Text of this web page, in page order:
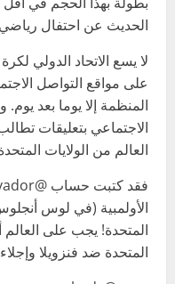
الحديث عن احتفال
لا يسع الاتحاد الدولي
على مواقع التواصل
المنظمة إلا يوما بعد
الاجتماعي بتعليقات
العالم من الولايات
الأولمبية (في لوس
المتحدة! يجب على العالم
المتحدة ضد فنزويلا